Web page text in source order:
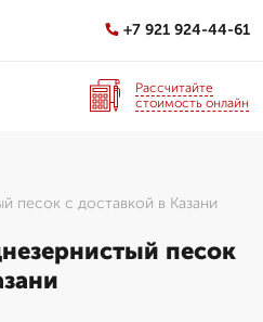
+7 921 924-44-61
Рассчитайте
стоимость онлайн
песок с доставкой в Казани
песок